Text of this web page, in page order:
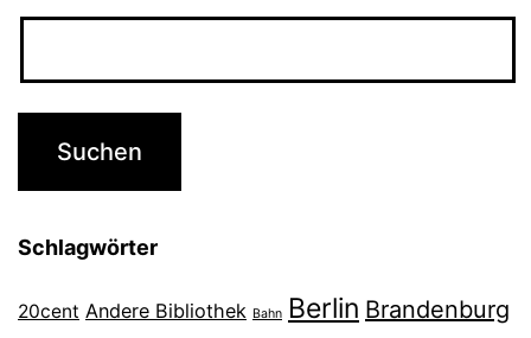
Schlagwörter
20cent Andere Bibliothek Bahn Berlin Brandenburg